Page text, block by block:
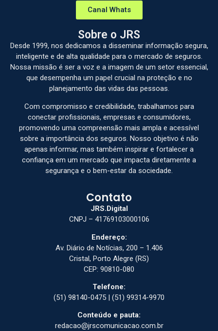
Canal Whats
Sobre o JRS
Desde 1999, nos dedicamos a disseminar informação segura,
inteligente e de alta qualidade para o mercado de seguros.
Nossa missão é ser a voz e a imagem de um setor essencial,
que desempenha um papel crucial na proteção e no
planejamento das vidas das pessoas.
Com compromisso e credibilidade, trabalhamos para
conectar profissionais, empresas e consumidores,
promovendo uma compreensão mais ampla e acessível
sobre a importância dos seguros. Nosso objetivo é não
apenas informar, mas também inspirar e fortalecer a
confiança em um mercado que impacta diretamente a
segurança e o bem-estar da sociedade.
Contato
JRS.Digital
CNPJ – 41769103000106
Endereço:
Av. Diário de Notícias, 200 – 1.406
Cristal, Porto Alegre (RS)
CEP: 90810-080
Telefone:
(51) 98140-0475 | (51) 99314-9970
Conteúdo e pauta:
redacao@jrscomunicacao.com.br